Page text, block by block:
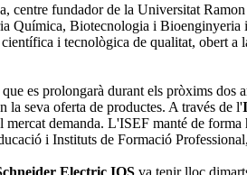
centre fundador de la Universitat
Química, Biotecnologia i Bioenginyeria
i tecnològica de qualitat, obert a
es prolongarà durant els pròxims dos
la seva oferta de productes. A través de l'
demanda. L'ISEF manté de
i Instituts de Formació
Electric IQS va tenir lloc